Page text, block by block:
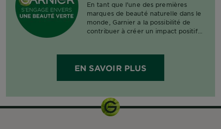
En tant que l'une des premières
marques de beauté naturelle dans le
monde, Garnier a la possibilité de
contribuer à créer un impact positif
EN SAVOIR PLUS